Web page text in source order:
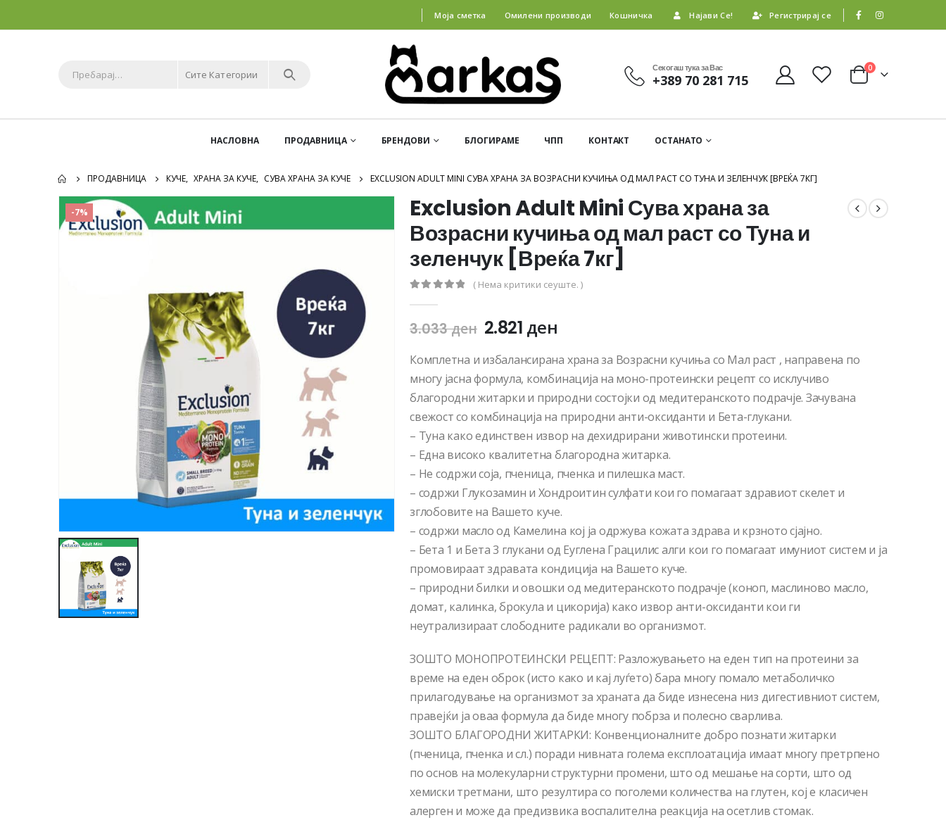
Моја сметка Омилени производи Кошничка Најави Се! Регистрирај се
Сите Категории
Секогаш тука за Вас
+389 70 281 715
0
НАСЛОВНА ПРОДАВНИЦА БРЕНДОВИ БЛОГИРАМЕ ЧПП КОНТАКТ ОСТАНАТО
ПРОДАВНИЦА КУЧЕ, ХРАНА ЗА КУЧЕ, СУВА ХРАНА ЗА КУЧЕ EXCLUSION ADULT MINI СУВА ХРАНА ЗА ВОЗРАСНИ КУЧИЊА ОД МАЛ РАСТ СО ТУНА И ЗЕЛЕНЧУК [ВРЕЌА 7КГ]
-7%
Exclusion Adult Mini Сува храна за
Возрасни кучиња од мал раст со Туна и
зеленчук [Вреќа 7кг]
( Нема критики сеуште. )
3.033ден 2.821 ден
Комплетна и избалансирана храна за Возрасни кучиња со Мал раст , направена по
многу јасна формула, комбинација на моно-протеински рецепт со исклучиво
благородни житарки и природни состојки од медитеранското подрачје. Зачувана
свежост со комбинација на природни анти-оксиданти и Бета-глукани.
– Туна како единствен извор на дехидрирани животински протеини.
– Една високо квалитетна благородна житарка.
– Не содржи соја, пченица, пченка и пилешка маст.
– содржи Глукозамин и Хондроитин сулфати кои го помагаат здравиот скелет и
зглобовите на Вашето куче.
– содржи масло од Камелина кој ја одржува кожата здрава и крзното сјајно.
– Бета 1 и Бета 3 глукани од Еуглена Грацилис алги кои го помагаат имуниот систем и ја
промовираат здравата кондиција на Вашето куче.
– природни билки и овошки од медитеранското подрачје (коноп, маслиново масло,
домат, калинка, брокула и цикорија) како извор анти-оксиданти кои ги
неутрализираат слободните радикали во организмот.
ЗОШТО МОНОПРОТЕИНСКИ РЕЦЕПТ: Разложувањето на еден тип на протеини за
време на еден оброк (исто како и кај луѓето) бара многу помало метаболичко
прилагодување на организмот за храната да биде изнесена низ дигестивниот систем,
правејќи ја оваа формула да биде многу побрза и полесно сварлива.
ЗОШТО БЛАГОРОДНИ ЖИТАРКИ: Конвенционалните добро познати житарки
(пченица, пченка и сл.) поради нивната голема експлоатација имаат многу претрпено
по основ на молекуларни структурни промени, што од мешање на сорти, што од
хемиски третмани, што резултира со поголеми количества на глутен, кој е класичен
алерген и може да предизвика воспалителна реакција на осетлив стомак.